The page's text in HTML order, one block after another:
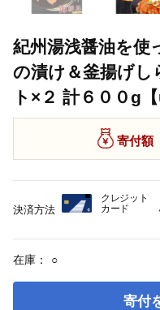
紀州湯浅醤油を使
の漬け＆釜揚げし
ト×２ 計６００g
寄付額
在庫： ○
寄付
決済方法
クレジット
カード